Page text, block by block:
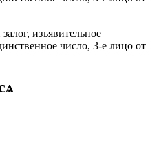
изъявительное
число, 3-е лицо от